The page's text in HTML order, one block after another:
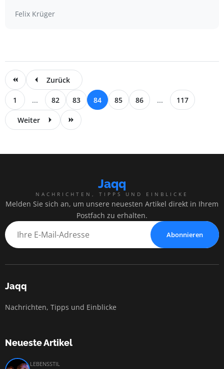
Felix Krüger
Zurück
1 ... 82 83 84 85 86 ... 117
Weiter
Jaqq
NACHRICHTEN, TIPPS UND EINBLICKE
Melden Sie sich an, um unsere neuesten Artikel direkt in Ihrem
Postfach zu erhalten.
Abonnieren
Jaqq
Nachrichten, Tipps und Einblicke
Neueste Artikel
LEBENSSTIL